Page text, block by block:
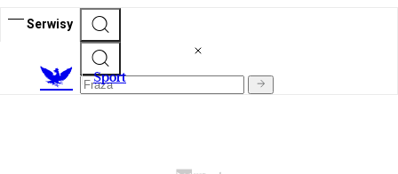
Serwisy
Sport